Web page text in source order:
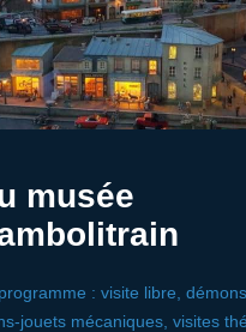
musée
: visite libre,
jouets mécaniques, visites